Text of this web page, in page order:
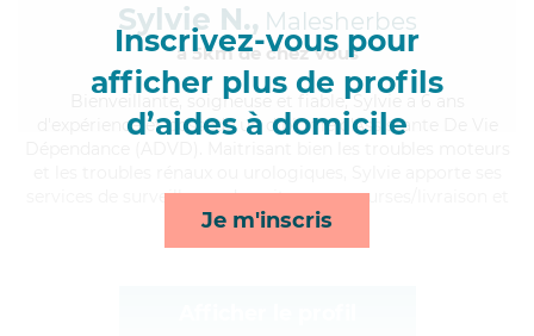
Inscrivez-vous pour
afficher plus de profils
d’aides à domicile
Je m'inscris
Sylvie N., Malesherbes
à 5km de chez Vous
, soigneuse et fiable, Sylvie a 6 ans
d'expérience et possède un diplôme d'Assistante De Vie
services de surveillance de nuit, repas, courses/livraison et
activités*